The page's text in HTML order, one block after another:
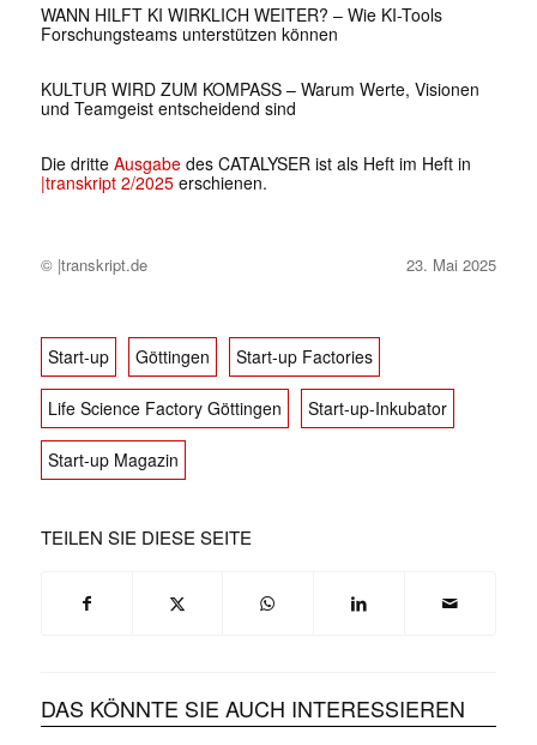
WANN HILFT KI WIRKLICH WEITER? – Wie KI-Tools
Forschungsteams unterstützen können
KULTUR WIRD ZUM KOMPASS – Warum Werte, Visionen
und Teamgeist entscheidend sind
Die dritteAusgabedes CATALYSER ist als Heft im Heft in
|transkript 2/2025erschienen.
© |transkript.de 23. Mai 2025
Start-up Göttingen Start-up Factories
Life Science Factory Göttingen Start-up-Inkubator
Start-up Magazin
TEILEN SIE DIESE SEITE
DAS KÖNNTE SIE AUCH INTERESSIEREN